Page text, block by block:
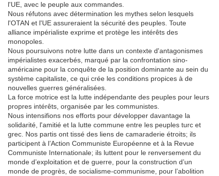
l'UE, avec le peuple aux commandes.
Nous réfutons avec détermination les mythes selon lesquels
l'OTAN et l'UE assureraient la sécurité des peuples. Toute
alliance impérialiste exprime et protège les intérêts des
monopoles.
Nous poursuivons notre lutte dans un contexte d'antagonismes
impérialistes exacerbés, marqué par la confrontation sino-
américaine pour la conquête de la position dominante au sein du
système capitaliste, ce qui crée les conditions propices à de
nouvelles guerres généralisées.
La force motrice est la lutte indépendante des peuples pour leurs
propres intérêts, organisée par les communistes.
Nous intensifions nos efforts pour développer davantage la
solidarité, l'amitié et la lutte commune entre les peuples turc et
grec. Nos partis ont tissé des liens de camaraderie étroits; ils
participent à l’Action Communiste Européenne et à la Revue
Communiste Internationale; ils luttent pour le renversement du
monde d’exploitation et de guerre, pour la construction d’un
monde de progrès, de socialisme-communisme, pour l’abolition